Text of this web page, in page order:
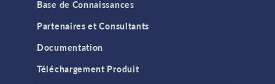
Base de Connaissances
Partenaires et Consultants
Documentation
Téléchargement Produit